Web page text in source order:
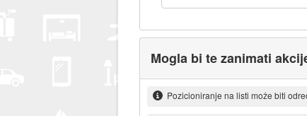
Mogla bi te zanimati
Pozicioniranje na listi može biti